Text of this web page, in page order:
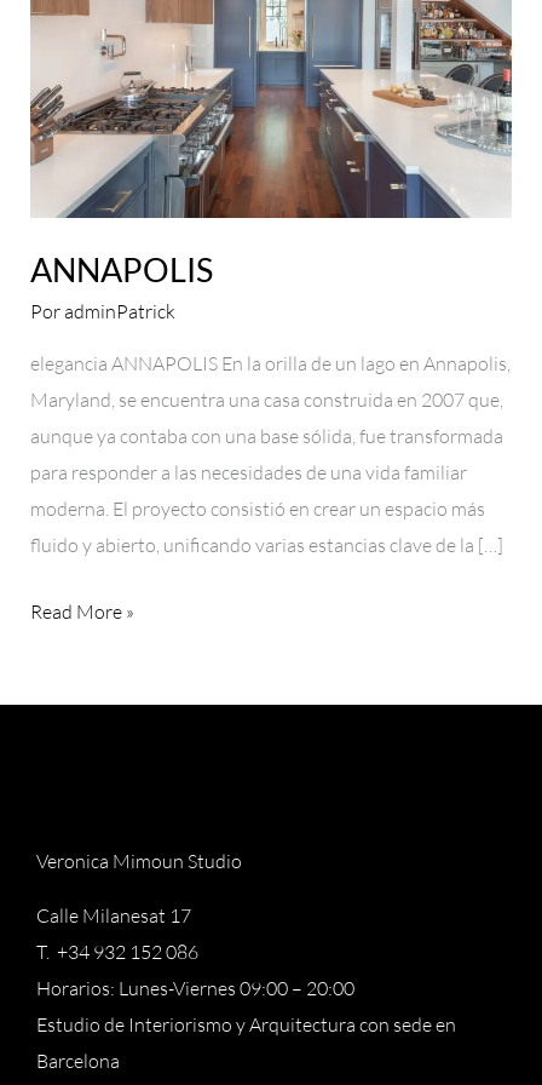
ANNAPOLIS
PoradminPatrick
elegancia ANNAPOLIS En la orilla de un lago en Annapolis,
Maryland, se encuentra una casa construida en 2007 que,
aunque ya contaba con una base sólida, fue transformada
para responder a las necesidades de una vida familiar
moderna. El proyecto consistió en crear un espacio más
fluido y abierto, unificando varias estancias clave de la […]
Read More »
Veronica Mimoun Studio
Calle Milanesat 17
T. +34 932 152 086
Horarios: Lunes-Viernes 09:00 – 20:00
Estudio de Interiorismo y Arquitectura con sede en
Barcelona